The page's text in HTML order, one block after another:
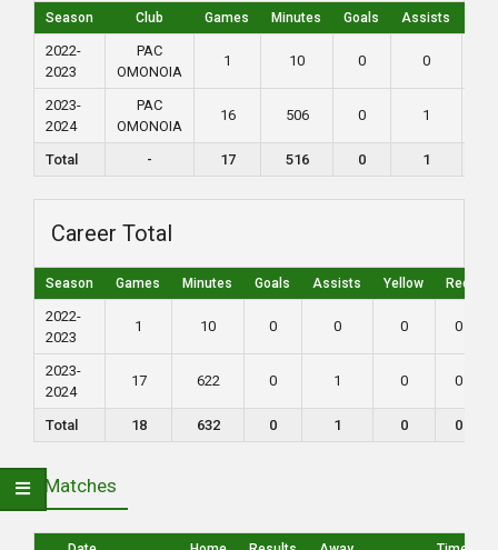
Season Club Games Minutes Goals Assists
2022-
2023
PAC
ΟΜΟΝΟΙΑ
1 10 0 0
2023-
2024
PAC
ΟΜΟΝΟΙΑ
16 506 0 1
Total - 17 516 0 1
Career Total
Season Games Minutes Goals Assists Yellow Red
2022-
2023
1 10 0 0 0 0
2023-
2024
17 622 0 1 0 0
Total 18 632 0 1 0 0
Matches